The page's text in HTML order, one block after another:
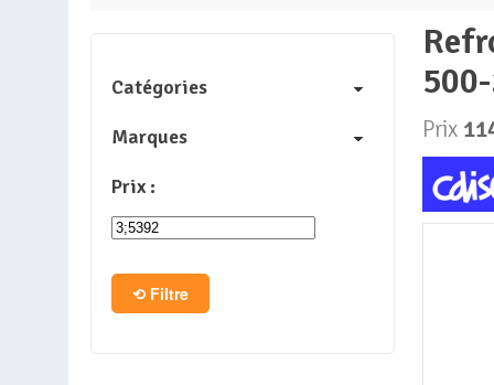
Mini PC
PC Tout-en-un
Tablettes
refroidissement pc – deepcool – mystique 240 argb – 12 cm –
Prix
Catégories
Marques
Prix :
Filtre